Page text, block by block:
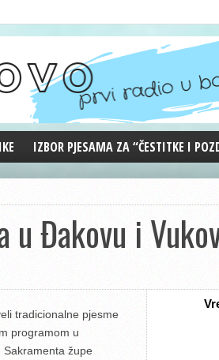
EMISIJA
VIBRACIJE
GRADE
IZBOR PJESAMA ZA “ČESTITKE I
u Đakovu i
tradicionalne pjesme
programom u
Sakramenta župe